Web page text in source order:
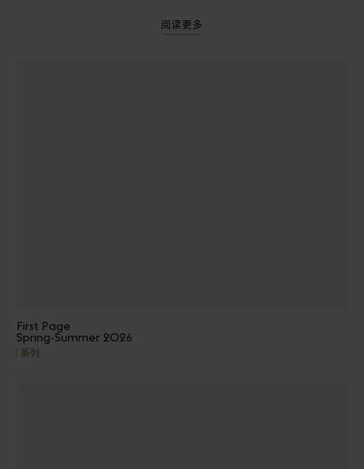
阅读更多
First Page
Spring-Summer 2026
系列